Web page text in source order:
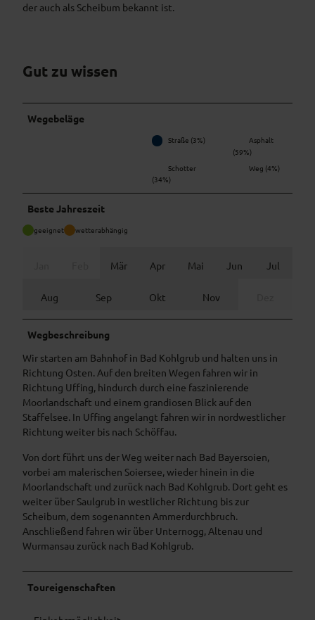
der auch als Scheibum bekannt ist.
Gut zu wissen
Wegebeläge
Straße (3%)
Asphalt
(59%)
Schotter
(34%)
Weg (4%)
Beste Jahreszeit
geeignet wetterabhängig
Mär Apr Mai Jun Jul
Aug Sep Okt Nov
Wegbeschreibung
Wir starten am Bahnhof in Bad Kohlgrub und halten uns in
Richtung Osten. Auf den breiten Wegen fahren wir in
Richtung Uffing, hindurch durch eine faszinierende
Moorlandschaft und einem grandiosen Blick auf den
Staffelsee. In Uffing angelangt fahren wir in nordwestlicher
Richtung weiter bis nach Schöffau.
Von dort führt uns der Weg weiter nach Bad Bayersoien,
vorbei am malerischen Soiersee, wieder hinein in die
Moorlandschaft und zurück nach Bad Kohlgrub. Dort geht es
weiter über Saulgrub in westlicher Richtung bis zur
Scheibum, dem sogenannten Ammerdurchbruch.
Anschließend fahren wir über Unternogg, Altenau und
Wurmansau zurück nach Bad Kohlgrub.
Toureigenschaften